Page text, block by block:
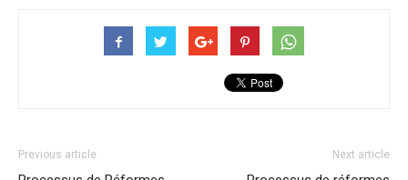
Previous article Next article